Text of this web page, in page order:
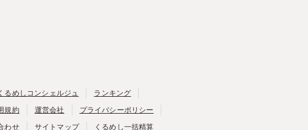
るめしコンシェルジュ
ランキング
規約 運営会社
プライバシーポリシー
わせ サイトマップ くるめし一括精算